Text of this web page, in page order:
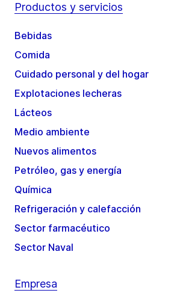
Productos y servicios
Bebidas
Comida
Cuidado personal y del hogar
Explotaciones lecheras
Lácteos
Medio ambiente
Nuevos alimentos
Petróleo, gas y energía
Química
Refrigeración y calefacción
Sector farmacéutico
Sector Naval
Empresa